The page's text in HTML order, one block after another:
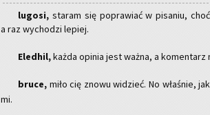
lu­go­si, sta­ram się po­pra­wiać w pi­sa­niu,
a raz wy­cho­dzi le­piej.
Ele­dhil,każda opi­nia jest ważna, a ko­men­tarz
bruce, miło cię znowu wi­dzieć. No wła­śnie,
mi.